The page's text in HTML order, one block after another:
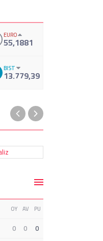
EURO
55,1881
BIST
13.779,39
OY AV PU
0 0
0